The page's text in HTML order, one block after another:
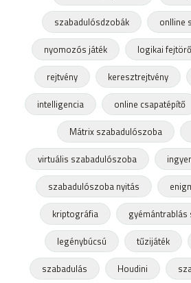
szabadulósdzobák
onlline
nyomozós játék
logikai
rejtvény
keresztrejtvény
intelligencia
online csapatépítő
Mátrix szabadulószoba
virtuális szabadulószoba
szabadulószoba nyitás
kriptográfia
legénybúcsú
tűzijáték
szabadulás
Houdini